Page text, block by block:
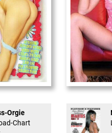
...
Orgie
Chart
Internal